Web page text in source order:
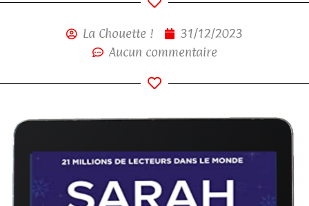
La Chouette !
31/12/2023
Aucun commentaire